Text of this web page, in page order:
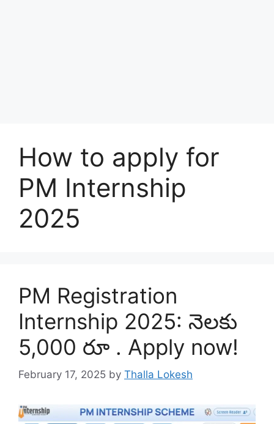
How to apply for
PM Internship
2025
PM Registration
Internship 2025: నెలకు
5,000 రూ . Apply now!
February 17, 2025 by Thalla Lokesh